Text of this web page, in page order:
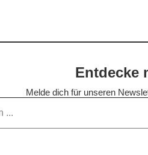
Entdecke
Melde dich für unseren